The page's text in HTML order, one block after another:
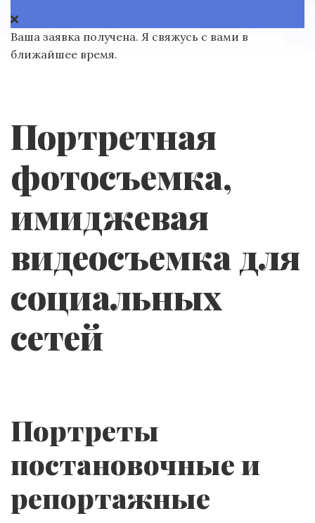
Ваша заявка получена. Я свяжусь с вами в
ближайшее время.
Портретная
фотосъемка,
имиджевая
видеосъемка для
социальных
сетей
Портреты
постановочные и
репортажные